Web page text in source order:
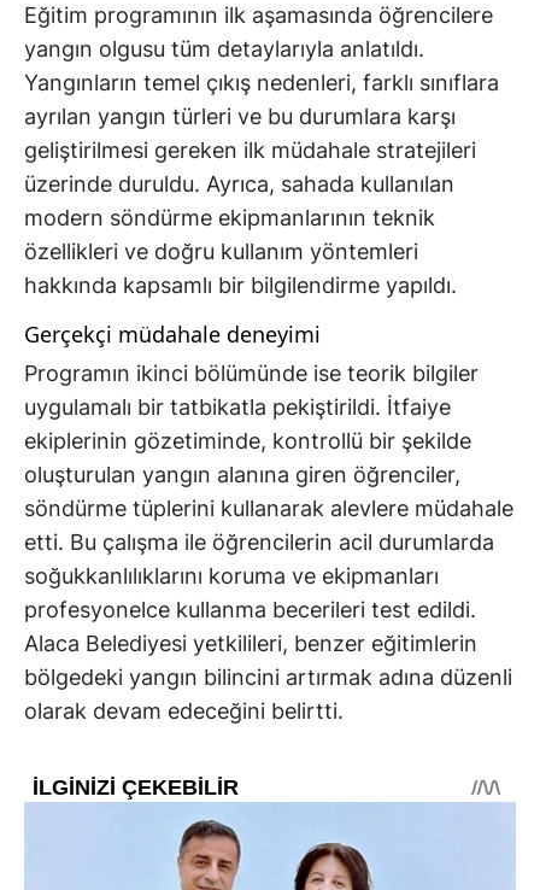
Eğitim programının ilk aşamasında öğrencilere
yangın olgusu tüm detaylarıyla anlatıldı.
Yangınların temel çıkış nedenleri, farklı sınıflara
ayrılan yangın türleri ve bu durumlara karşı
geliştirilmesi gereken ilk müdahale stratejileri
üzerinde duruldu. Ayrıca, sahada kullanılan
modern söndürme ekipmanlarının teknik
özellikleri ve doğru kullanım yöntemleri
hakkında kapsamlı bir bilgilendirme yapıldı.
Gerçekçi müdahale deneyimi
Programın ikinci bölümünde ise teorik bilgiler
uygulamalı bir tatbikatla pekiştirildi. İtfaiye
ekiplerinin gözetiminde, kontrollü bir şekilde
oluşturulan yangın alanına giren öğrenciler,
söndürme tüplerini kullanarak alevlere müdahale
etti. Bu çalışma ile öğrencilerin acil durumlarda
soğukkanlılıklarını koruma ve ekipmanları
profesyonelce kullanma becerileri test edildi.
Alaca Belediyesi yetkilileri, benzer eğitimlerin
bölgedeki yangın bilincini artırmak adına düzenli
olarak devam edeceğini belirtti.